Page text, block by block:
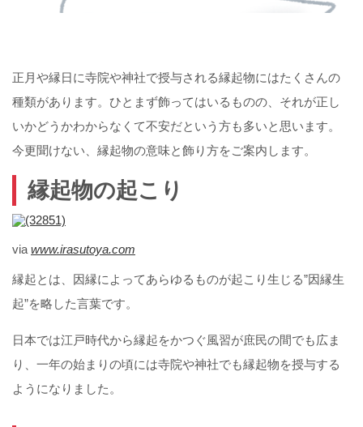
正月や縁日に寺院や神社で授与される縁起物にはたくさんの
種類があります。ひとまず飾ってはいるものの、それが正し
いかどうかわからなくて不安だという方も多いと思います。
今更聞けない、縁起物の意味と飾り方をご案内します。
縁起物の起こり
via www.irasutoya.com
縁起とは、因縁によってあらゆるものが起こり生じる”因縁生
起”を略した言葉です。
日本では江戸時代から縁起をかつぐ風習が庶民の間でも広ま
り、一年の始まりの頃には寺院や神社でも縁起物を授与する
ようになりました。